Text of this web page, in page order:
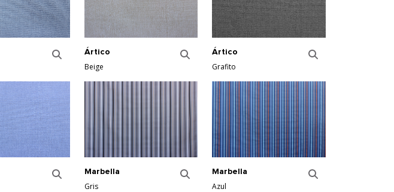
Ártico
Beige
Ártico
Grafito
Marbella
Gris
Marbella
Azul